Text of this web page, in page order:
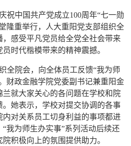
祝中国共产党成立100周年“七一勋
隆重举行，人大重阳党支部组织全
感受平凡党员给全党全社会带来
时代楷模带来的精神震撼。
全院会，向全体员工反馈“我为师
财政金融学院党委副书记兼重阳金
就大家关心的各问题在学校和院
她表示，学校对提交协调的各事
对关系员工切身利益的事项都进
我为师生办实事”系列活动后续还
积极向上的氛围提供助力。